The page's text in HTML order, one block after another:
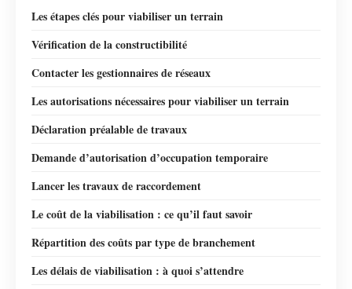
Les étapes clés pour viabiliser un terrain
Vérification de la constructibilité
Contacter les gestionnaires de réseaux
Les autorisations nécessaires pour viabiliser un terrain
Déclaration préalable de travaux
Demande d’autorisation d’occupation temporaire
Lancer les travaux de raccordement
Le coût de la viabilisation : ce qu’il faut savoir
Répartition des coûts par type de branchement
Les délais de viabilisation : à quoi s’attendre